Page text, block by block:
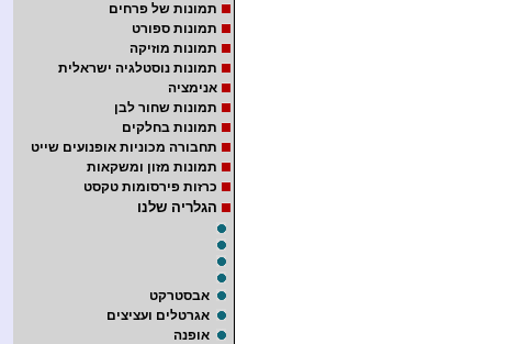
תמונות של פרחים
תמונות ספורט
תמונות מוזיקה
תמונות נוסטלגיה ישראלית
אנימציה
תמונות שחור לבן
תמונות בחלקים
תחבורה מכוניות אופנועים שייט
תמונות מזון ומשקאות
כרזות פירסומות טקסט
הגלריה שלנו
אבסטרקט
אגרטלים ועציצים
אופנה